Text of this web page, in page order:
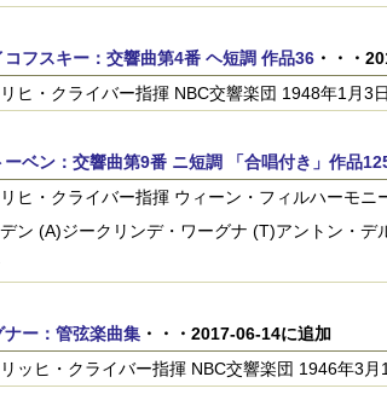
コフスキー：交響曲第4番 ヘ短調 作品36・・・
ヒ・クライバー指揮 NBC交響楽団 1948年1月3
ーベン：交響曲第9番 ニ短調 「合唱付き」作品
ヒ・クライバー指揮 ウィーン・フィルハーモ
ン (A)ジークリンデ・ワーグナ (T)アントン・
ナー：管弦楽曲集・・・2017-06-14に追加
ッヒ・クライバー指揮 NBC交響楽団 1946年3